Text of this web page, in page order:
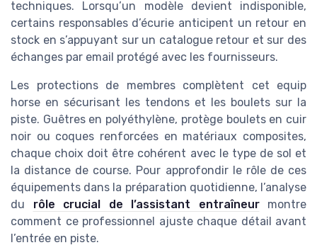
techniques. Lorsqu’un modèle devient indisponible,
certains responsables d’écurie anticipent un retour en
stock en s’appuyant sur un catalogue retour et sur des
échanges par email protégé avec les fournisseurs.
Les protections de membres complètent cet equip
horse en sécurisant les tendons et les boulets sur la
piste. Guêtres en polyéthylène, protège boulets en cuir
noir ou coques renforcées en matériaux composites,
chaque choix doit être cohérent avec le type de sol et
la distance de course. Pour approfondir le rôle de ces
équipements dans la préparation quotidienne, l’analyse
du rôle crucial de l’assistant entraîneurmontre
comment ce professionnel ajuste chaque détail avant
l’entrée en piste.